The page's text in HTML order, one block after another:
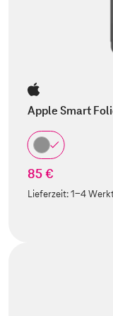
Apple Smart
85 €
Lieferzeit:1-4